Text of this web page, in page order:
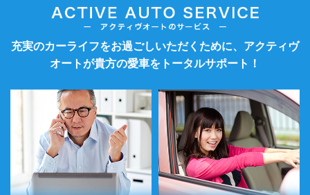
充実のカーライフをお過ごしいただくために、アクティヴ
オートが貴方の愛車をトータルサポート！